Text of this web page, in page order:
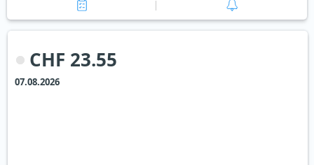
CHF 23.55
07.08.2026